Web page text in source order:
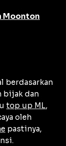
Moonton
berdasarkan
bijak dan
top up ML,
oleh
pastinya,